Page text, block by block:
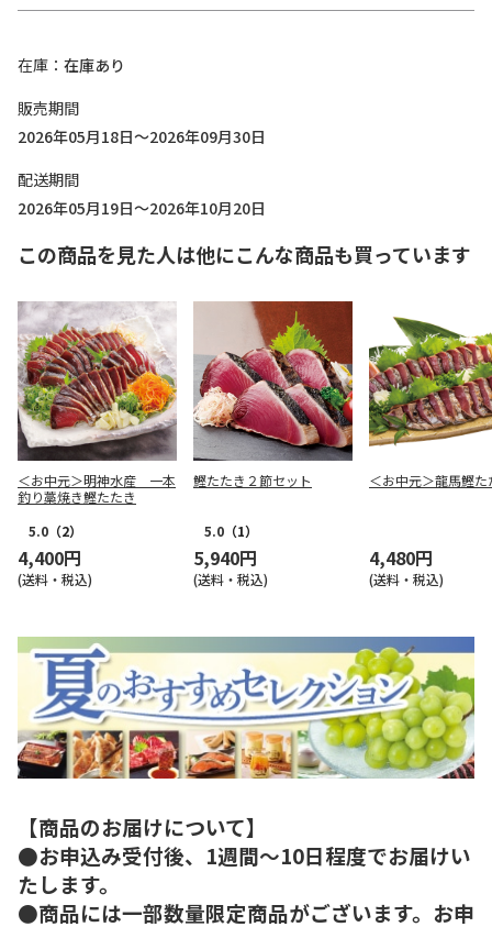
在庫
在庫あり
販売期間
2026年05月18日～2026年09月30日
配送期間
2026年05月19日～2026年10月20日
この商品を見た人は他にこんな商品も買っています
＜お中元＞明神水産 一本
釣り藁焼き鰹たたき
5.0 （2）
4,400円
(送料・税込)
鰹たたき２節セット
5.0 （1）
5,940円
(送料・税込)
＜お中元＞龍馬鰹た
4,480円
(送料・税込)
【商品のお届けについて】
●お申込み受付後、1週間～10日程度でお届けい
たします。
●商品には一部数量限定商品がございます。お申